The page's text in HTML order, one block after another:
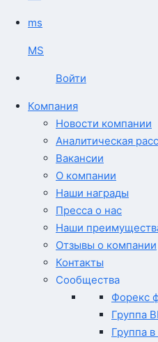
ms
MS
Войти
Компания
Новости компании
Аналитическая
Вакансии
О компании
Наши награды
Пресса о нас
Наши
Отзывы о компании
Контакты
Сообщества
Форекс
Группа
Группа